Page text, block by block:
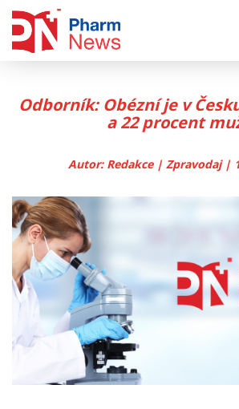
Odborník: Obézní je v
a 22 procent
Autor: Redakce | Zpravodaj |